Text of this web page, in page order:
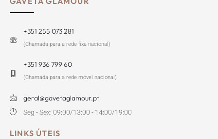
+351 255 073 281
(Chamada para a rede fixa nacional)
+351 936 799 60
(Chamada para a rede móvel nacional)
geral@gavetaglamour.pt
Seg - Sex: 09:00/13:00 - 14:00/19:00
LINKS ÚTEIS